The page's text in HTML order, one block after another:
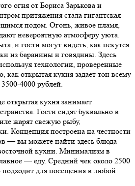
огня от Бориса Зарькова и
притяжения стала гигантская
подом. Огонь, живое пламя,
невероятную атмосферу уюта.
и гости могут видеть, как пекутся
из баранины и говядины. Здесь
технологии, проверенные
как открытая кухня задает тон всему
4000 рублей.
открытая кухня занимает
Гости сидят буквально в
жарят свежую рыбу,
Концепция построена на честности
— вы можете найти здесь блюда
кухни. Минимализм в
— еду. Средний чек около 2500
для посещения в любой